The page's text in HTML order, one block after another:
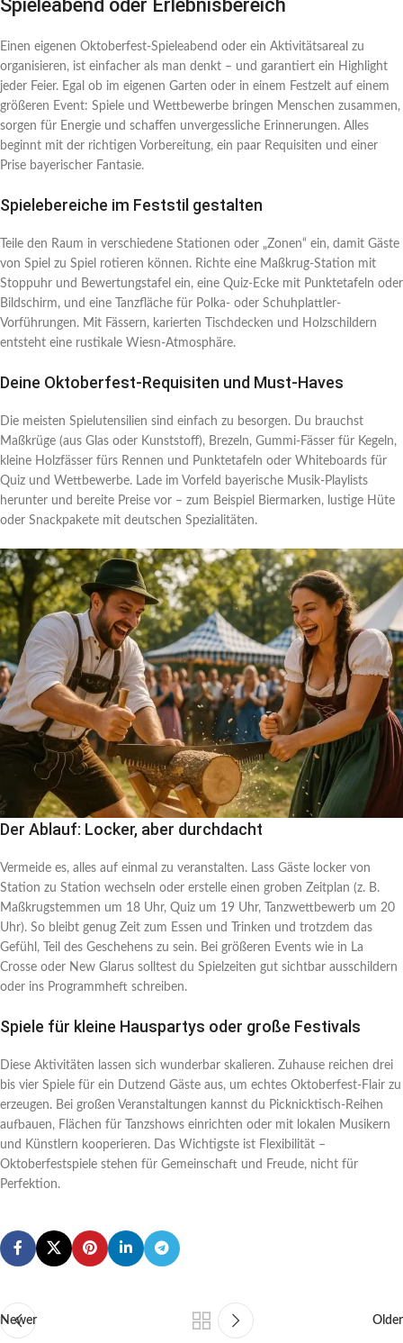
Spieleabend oder Erlebnisbereich
Einen eigenen Oktoberfest-Spieleabend oder ein Aktivitätsareal zu
organisieren, ist einfacher als man denkt – und garantiert ein Highlight
jeder Feier. Egal ob im eigenen Garten oder in einem Festzelt auf einem
größeren Event: Spiele und Wettbewerbe bringen Menschen zusammen,
sorgen für Energie und schaffen unvergessliche Erinnerungen. Alles
beginnt mit der richtigen Vorbereitung, ein paar Requisiten und einer
Prise bayerischer Fantasie.
Spielebereiche im Feststil gestalten
Teile den Raum in verschiedene Stationen oder „Zonen“ ein, damit Gäste
von Spiel zu Spiel rotieren können. Richte eine Maßkrug-Station mit
Stoppuhr und Bewertungstafel ein, eine Quiz-Ecke mit Punktetafeln oder
Bildschirm, und eine Tanzfläche für Polka- oder Schuhplattler-
Vorführungen. Mit Fässern, karierten Tischdecken und Holzschildern
entsteht eine rustikale Wiesn-Atmosphäre.
Deine Oktoberfest-Requisiten und Must-Haves
Die meisten Spielutensilien sind einfach zu besorgen. Du brauchst
Maßkrüge (aus Glas oder Kunststoff), Brezeln, Gummi-Fässer für Kegeln,
kleine Holzfässer fürs Rennen und Punktetafeln oder Whiteboards für
Quiz und Wettbewerbe. Lade im Vorfeld bayerische Musik-Playlists
herunter und bereite Preise vor – zum Beispiel Biermarken, lustige Hüte
oder Snackpakete mit deutschen Spezialitäten.
Der Ablauf: Locker, aber durchdacht
Vermeide es, alles auf einmal zu veranstalten. Lass Gäste locker von
Station zu Station wechseln oder erstelle einen groben Zeitplan (z. B.
Maßkrugstemmen um 18 Uhr, Quiz um 19 Uhr, Tanzwettbewerb um 20
Uhr). So bleibt genug Zeit zum Essen und Trinken und trotzdem das
Gefühl, Teil des Geschehens zu sein. Bei größeren Events wie in La
Crosse oder New Glarus solltest du Spielzeiten gut sichtbar ausschildern
oder ins Programmheft schreiben.
Spiele für kleine Hauspartys oder große Festivals
Diese Aktivitäten lassen sich wunderbar skalieren. Zuhause reichen drei
bis vier Spiele für ein Dutzend Gäste aus, um echtes Oktoberfest-Flair zu
erzeugen. Bei großen Veranstaltungen kannst du Picknicktisch-Reihen
aufbauen, Flächen für Tanzshows einrichten oder mit lokalen Musikern
und Künstlern kooperieren. Das Wichtigste ist Flexibilität –
Oktoberfestspiele stehen für Gemeinschaft und Freude, nicht für
Perfektion.
Newer Older